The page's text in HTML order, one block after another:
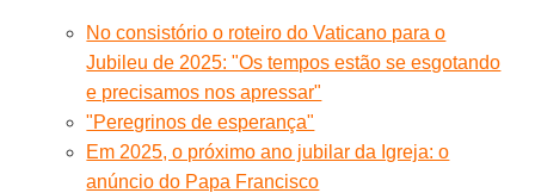
No consistório o roteiro do Vaticano para o
Jubileu de 2025: "Os tempos estão se esgotando
e precisamos nos apressar"
"Peregrinos de esperança"
Em 2025, o próximo ano jubilar da Igreja: o
anúncio do Papa Francisco